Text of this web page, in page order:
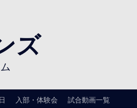
ズ
入部・体験会 試合動画一覧